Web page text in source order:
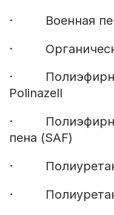
· Военная
·
·
Polinazell
·
пена (SAF)
·
·